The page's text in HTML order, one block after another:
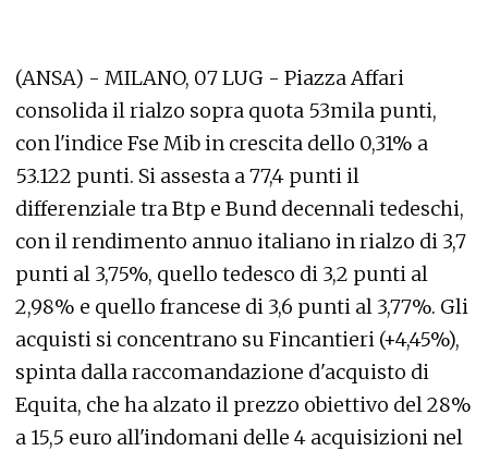
(ANSA) - MILANO, 07 LUG - Piazza Affari
consolida il rialzo sopra quota 53mila punti,
con l'indice Fse Mib in crescita dello 0,31% a
53.122 punti. Si assesta a 77,4 punti il
differenziale tra Btp e Bund decennali tedeschi,
con il rendimento annuo italiano in rialzo di 3,7
punti al 3,75%, quello tedesco di 3,2 punti al
2,98% e quello francese di 3,6 punti al 3,77%. Gli
acquisti si concentrano su Fincantieri (+4,45%),
spinta dalla raccomandazione d'acquisto di
Equita, che ha alzato il prezzo obiettivo del 28%
a 15,5 euro all'indomani delle 4 acquisizioni nel